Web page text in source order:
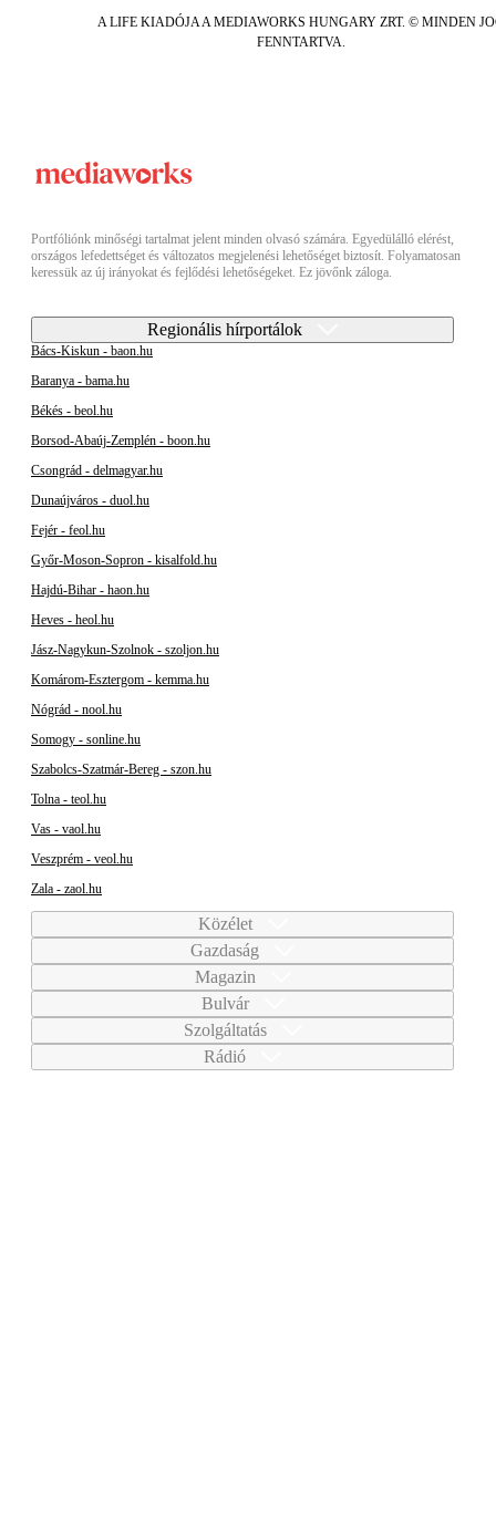
A LIFE KIADÓJA A MEDIAWORKS HUNGARY ZRT. © MINDEN
FENNTARTVA.
Portfóliónk minőségi tartalmat jelent minden olvasó számára. Egyedülálló elérést,
országos lefedettséget és változatos megjelenési lehetőséget biztosít. Folyamatosan
keressük az új irányokat és fejlődési lehetőségeket. Ez jövőnk záloga.
Regionális hírportálok
Bács-Kiskun - baon.hu
Baranya - bama.hu
Békés - beol.hu
Borsod-Abaúj-Zemplén - boon.hu
Csongrád - delmagyar.hu
Dunaújváros - duol.hu
Fejér - feol.hu
Győr-Moson-Sopron - kisalfold.hu
Hajdú-Bihar - haon.hu
Heves - heol.hu
Jász-Nagykun-Szolnok - szoljon.hu
Komárom-Esztergom - kemma.hu
Nógrád - nool.hu
Somogy - sonline.hu
Szabolcs-Szatmár-Bereg - szon.hu
Tolna - teol.hu
Vas - vaol.hu
Veszprém - veol.hu
Zala - zaol.hu
Közélet
Gazdaság
Magazin
Bulvár
Szolgáltatás
Rádió